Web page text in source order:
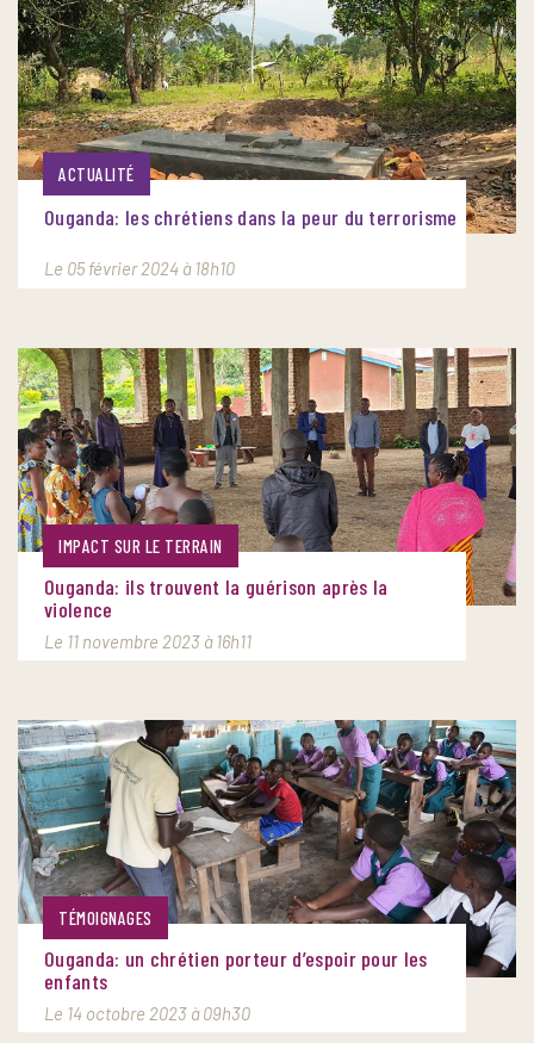
ACTUALITÉ
Ouganda: les chrétiens dans la peur du terrorisme
Le 05 février 2024 à 18h10
IMPACT SUR LE TERRAIN
Ouganda: ils trouvent la guérison après la
violence
Le 11 novembre 2023 à 16h11
TÉMOIGNAGES
Ouganda: un chrétien porteur d’espoir pour les
enfants
Le 14 octobre 2023 à 09h30